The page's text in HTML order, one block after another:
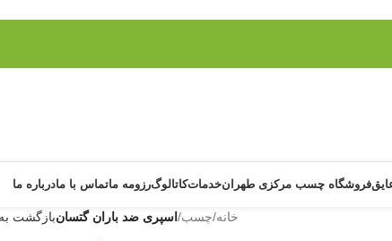
فروشگاه چسب مرکزی طهرانخدماتکاتالوگرزومه ماتماس با مادرباره ما
خانه/چسب/اسپری ضد باران گتسانبازگشت